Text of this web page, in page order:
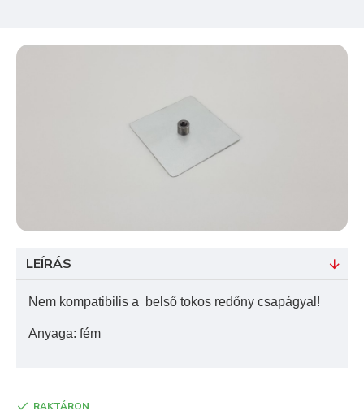
LEÍRÁS
Nem kompatibilis a belső tokos redőny csapágyal!
Anyaga: fém
RAKTÁRON